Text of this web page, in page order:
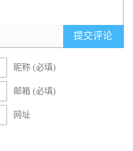
提交评论
昵称 (必填)
邮箱 (必填)
网址